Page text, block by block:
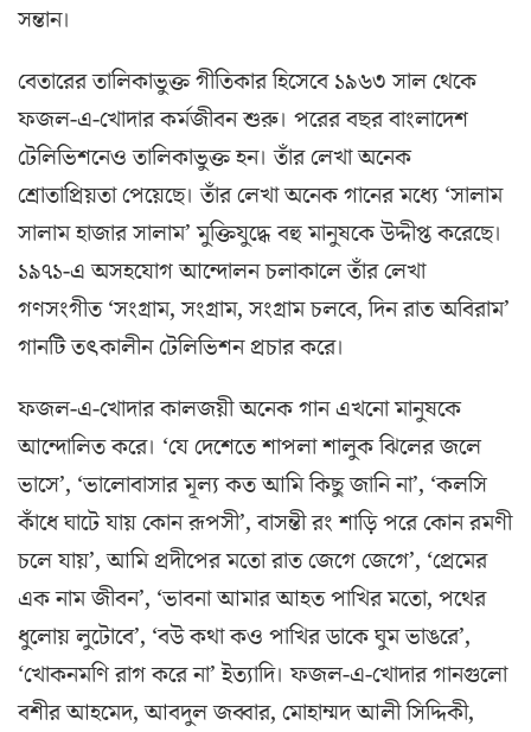
সন্তান।
বেতারের তালিকাভুক্ত গীতিকার হিসেবে ১৯৬৩ সাল থেকে
ফজল-এ-খোদার কর্মজীবন শুরু। পরের বছর বাংলাদেশ
টেলিভিশনেও তালিকাভুক্ত হন। তাঁর লেখা অনেক
শ্রোতাপ্রিয়তা পেয়েছে। তাঁর লেখা অনেক গানের মধ্যে ‘সালাম
সালাম হাজার সালাম’ মুক্তিযুদ্ধে বহু মানুষকে উদ্দীপ্ত করেছে।
১৯৭১-এ অসহযোগ আন্দোলন চলাকালে তাঁর লেখা
গণসংগীত ‘সংগ্রাম, সংগ্রাম, সংগ্রাম চলবে, দিন রাত অবিরাম’
গানটি তৎকালীন টেলিভিশন প্রচার করে।
ফজল-এ-খোদার কালজয়ী অনেক গান এখনো মানুষকে
আন্দোলিত করে। ‘যে দেশেতে শাপলা শালুক ঝিলের জলে
ভাসে’, ‘ভালোবাসার মূল্য কত আমি কিছু জানি না’, ‘কলসি
কাঁধে ঘাটে যায় কোন রূপসী’, বাসন্তী রং শাড়ি পরে কোন রমণী
চলে যায়’, আমি প্রদীপের মতো রাত জেগে জেগে’, ‘প্রেমের
এক নাম জীবন’, ‘ভাবনা আমার আহত পাখির মতো, পথের
ধুলোয় লুটোবে’, ‘বউ কথা কও পাখির ডাকে ঘুম ভাঙরে’,
‘খোকনমণি রাগ করে না’ ইত্যাদি। ফজল-এ-খোদার গানগুলো
বশীর আহমেদ, আবদুল জব্বার, মোহাম্মদ আলী সিদ্দিকী,